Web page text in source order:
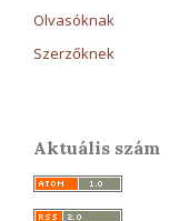
Olvasóknak
Szerzőknek
Aktuális szám